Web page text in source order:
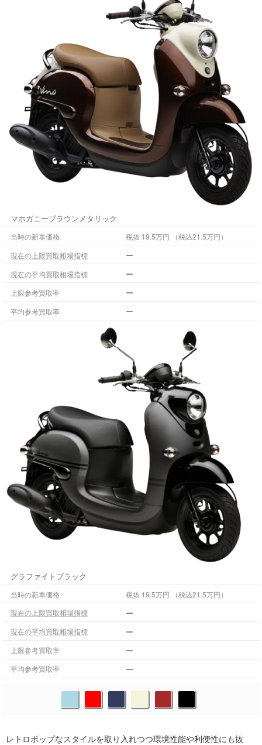
マホガニーブラウンメタリック
当時の新車価格
税抜 19.5万円 （税込21.5万円）
現在の上限買取相場指標
ー
現在の平均買取相場指標 ー
上限参考買取率 ー
平均参考買取率 ー
グラファイトブラック
当時の新車価格
税抜 19.5万円 （税込21.5万円）
現在の上限買取相場指標
ー
現在の平均買取相場指標 ー
上限参考買取率 ー
平均参考買取率 ー
レトロポップなスタイルを取り入れつつ環境性能や利便性にも抜